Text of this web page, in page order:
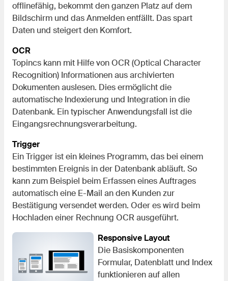
offlinefähig, bekommt den ganzen Platz auf dem
Bildschirm und das Anmelden entfällt. Das spart
Daten und steigert den Komfort.
OCR
Topincs kann mit Hilfe von OCR (Optical Character
Recognition) Informationen aus archivierten
Dokumenten auslesen. Dies ermöglicht die
automatische Indexierung und Integration in die
Datenbank. Ein typischer Anwendungsfall ist die
Eingangsrechnungsverarbeitung.
Trigger
Ein Trigger ist ein kleines Programm, das bei einem
bestimmten Ereignis in der Datenbank abläuft. So
kann zum Beispiel beim Erfassen eines Auftrages
automatisch eine E-Mail an den Kunden zur
Bestätigung versendet werden. Oder es wird beim
Hochladen einer Rechnung OCR ausgeführt.
Responsive Layout
Die Basiskomponenten
Formular, Datenblatt und Index
funktionieren auf allen